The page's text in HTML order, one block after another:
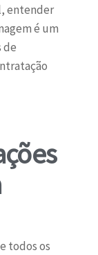
entender
é um
de
todos os